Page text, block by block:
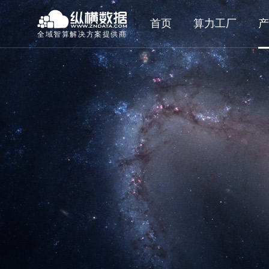
全域智算解决方案提供商
首页 算力工厂